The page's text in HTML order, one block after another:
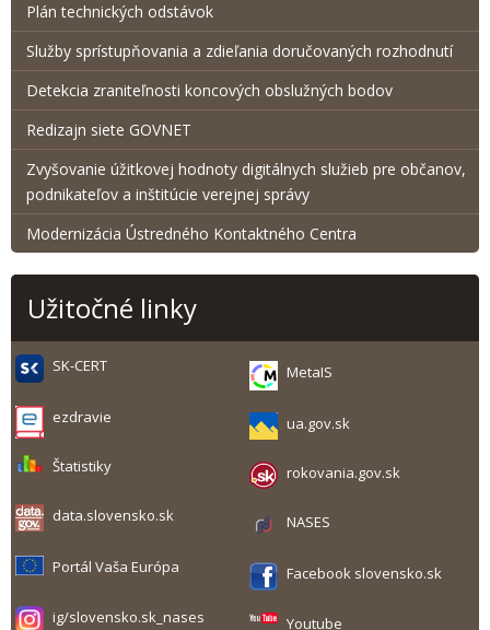
Plán technických odstávok
Služby sprístupňovania a zdieľania doručovaných rozhodnutí
Detekcia zraniteľnosti koncových obslužných bodov
Redizajn siete GOVNET
Zvyšovanie úžitkovej hodnoty digitálnych služieb pre občanov,
podnikateľov a inštitúcie verejnej správy
Modernizácia Ústredného Kontaktného Centra
Užitočné linky
SK-CERT MetaIS
ezdravie ua.gov.sk
Štatistiky rokovania.gov.sk
data.slovensko.sk NASES
Portál Vaša Európa Facebook slovensko.sk
ig/slovensko.sk_nases Youtube